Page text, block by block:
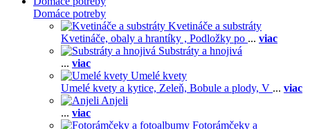
Domáce potreby
Kvetináče a substráty
Kvetináče, obaly a hrantíky , Podložky po ... viac
Substráty a hnojivá
... viac
Umelé kvety
Umelé kvety a kytice, Zeleň, Bobule a plody, V ... viac
Anjeli
... viac
Fotorámčeky a